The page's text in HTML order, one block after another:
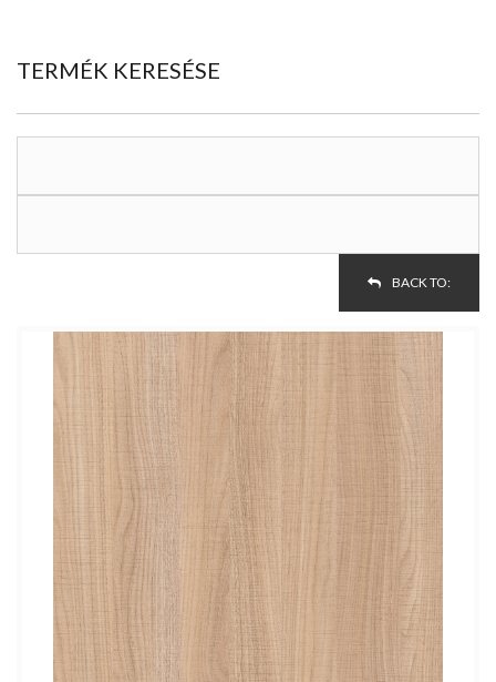
TERMÉK KERESÉSE
BACK TO: